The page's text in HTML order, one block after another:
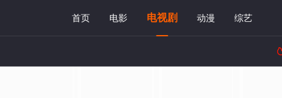
首页 电影 电视剧 动漫 综艺